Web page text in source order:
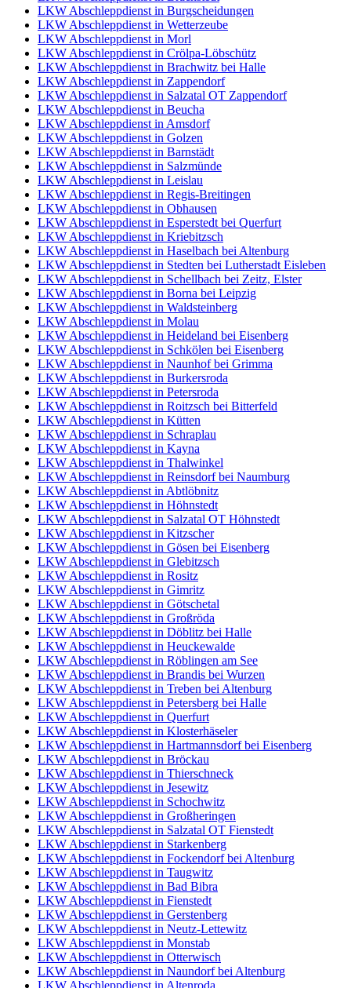
LKW Abschleppdienst in Burgscheidungen
LKW Abschleppdienst in Wetterzeube
LKW Abschleppdienst in Morl
LKW Abschleppdienst in Crölpa-Löbschütz
LKW Abschleppdienst in Brachwitz bei Halle
LKW Abschleppdienst in Zappendorf
LKW Abschleppdienst in Salzatal OT Zappendorf
LKW Abschleppdienst in Beucha
LKW Abschleppdienst in Amsdorf
LKW Abschleppdienst in Golzen
LKW Abschleppdienst in Barnstädt
LKW Abschleppdienst in Salzmünde
LKW Abschleppdienst in Leislau
LKW Abschleppdienst in Regis-Breitingen
LKW Abschleppdienst in Obhausen
LKW Abschleppdienst in Esperstedt bei Querfurt
LKW Abschleppdienst in Kriebitzsch
LKW Abschleppdienst in Haselbach bei Altenburg
LKW Abschleppdienst in Stedten bei Lutherstadt Eisleben
LKW Abschleppdienst in Schellbach bei Zeitz, Elster
LKW Abschleppdienst in Borna bei Leipzig
LKW Abschleppdienst in Waldsteinberg
LKW Abschleppdienst in Molau
LKW Abschleppdienst in Heideland bei Eisenberg
LKW Abschleppdienst in Schkölen bei Eisenberg
LKW Abschleppdienst in Naunhof bei Grimma
LKW Abschleppdienst in Burkersroda
LKW Abschleppdienst in Petersroda
LKW Abschleppdienst in Roitzsch bei Bitterfeld
LKW Abschleppdienst in Kütten
LKW Abschleppdienst in Schraplau
LKW Abschleppdienst in Kayna
LKW Abschleppdienst in Thalwinkel
LKW Abschleppdienst in Reinsdorf bei Naumburg
LKW Abschleppdienst in Abtlöbnitz
LKW Abschleppdienst in Höhnstedt
LKW Abschleppdienst in Salzatal OT Höhnstedt
LKW Abschleppdienst in Kitzscher
LKW Abschleppdienst in Gösen bei Eisenberg
LKW Abschleppdienst in Glebitzsch
LKW Abschleppdienst in Rositz
LKW Abschleppdienst in Gimritz
LKW Abschleppdienst in Götschetal
LKW Abschleppdienst in Großröda
LKW Abschleppdienst in Döblitz bei Halle
LKW Abschleppdienst in Heuckewalde
LKW Abschleppdienst in Röblingen am See
LKW Abschleppdienst in Brandis bei Wurzen
LKW Abschleppdienst in Treben bei Altenburg
LKW Abschleppdienst in Petersberg bei Halle
LKW Abschleppdienst in Querfurt
LKW Abschleppdienst in Klosterhäseler
LKW Abschleppdienst in Hartmannsdorf bei Eisenberg
LKW Abschleppdienst in Bröckau
LKW Abschleppdienst in Thierschneck
LKW Abschleppdienst in Jesewitz
LKW Abschleppdienst in Schochwitz
LKW Abschleppdienst in Großheringen
LKW Abschleppdienst in Salzatal OT Fienstedt
LKW Abschleppdienst in Starkenberg
LKW Abschleppdienst in Fockendorf bei Altenburg
LKW Abschleppdienst in Taugwitz
LKW Abschleppdienst in Bad Bibra
LKW Abschleppdienst in Fienstedt
LKW Abschleppdienst in Gerstenberg
LKW Abschleppdienst in Neutz-Lettewitz
LKW Abschleppdienst in Monstab
LKW Abschleppdienst in Otterwisch
LKW Abschleppdienst in Naundorf bei Altenburg